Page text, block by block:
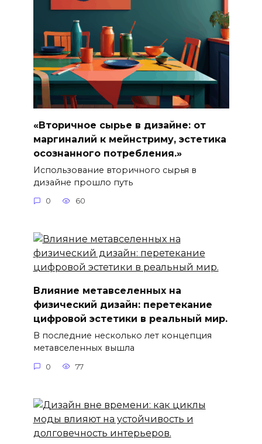
«Вторичное сырье в дизайне: от
маргиналий к мейнстриму, эстетика
осознанного потребления.»
Использование вторичного сырья в
дизайне прошло путь
0 60
Влияние метавселенных на
физический дизайн: перетекание
цифровой эстетики в реальный мир.
В последние несколько лет концепция
метавселенных вышла
0 77